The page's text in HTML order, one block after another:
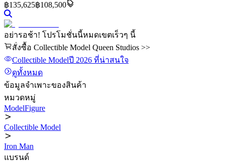
฿135,625฿108,500
อย่ารอช้า! โปรโมชั่นนี้หมดเขตเร็วๆ นี้
สั่งซื้อ Collectible Model Queen Studios >>
Collectible Modelปี 2026 ที่น่าสนใจ
ดูทั้งหมด
ข้อมูลจำเพาะของสินค้า
หมวดหมู่
ModelFigure
Collectible Model
Iron Man
แบรนด์